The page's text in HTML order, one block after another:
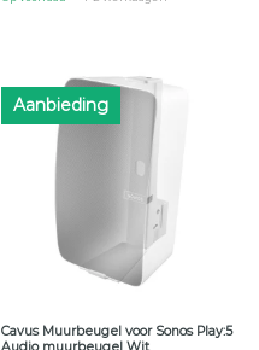
Aanbieding
Cavus Muurbeugel voor Sonos Play:5